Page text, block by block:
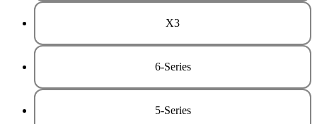
X3
6-Series
5-Series